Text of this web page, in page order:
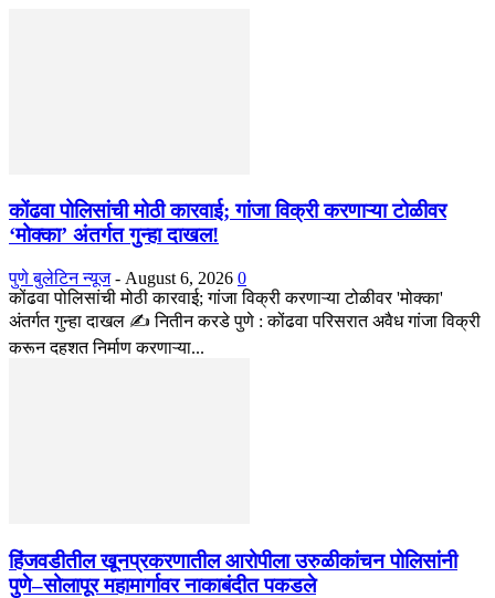
कोंढवा पोलिसांची मोठी कारवाई; गांजा विक्री करणाऱ्या टोळीवर
‘मोक्का’ अंतर्गत गुन्हा दाखल!
पुणे बुलेटिन न्यूज - August 6, 2026 0
कोंढवा पोलिसांची मोठी कारवाई; गांजा विक्री करणाऱ्या टोळीवर 'मोक्का'
अंतर्गत गुन्हा दाखल ✍️ नितीन करडे पुणे : कोंढवा परिसरात अवैध गांजा विक्री
करून दहशत निर्माण करणाऱ्या...
हिंजवडीतील खूनप्रकरणातील आरोपीला उरुळीकांचन पोलिसांनी
पुणे–सोलापूर महामार्गावर नाकाबंदीत पकडले